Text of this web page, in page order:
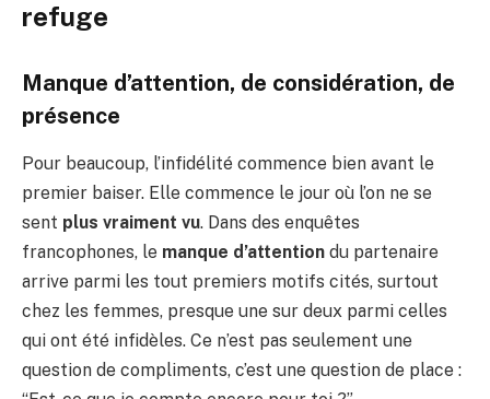
refuge
Manque d’attention, de considération, de
présence
Pour beaucoup, l’infidélité commence bien avant le
premier baiser. Elle commence le jour où l’on ne se
sent plus vraiment vu. Dans des enquêtes
francophones, le manque d’attention du partenaire
arrive parmi les tout premiers motifs cités, surtout
chez les femmes, presque une sur deux parmi celles
qui ont été infidèles. Ce n’est pas seulement une
question de compliments, c’est une question de place :